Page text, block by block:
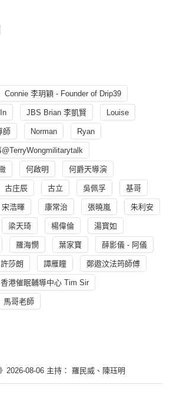
Connie 李玥穎 - Founder of Drip39
In JBS Brian 李凱賢 Louise
師 Norman Ryan
何啟明 何爵天導演
古庄辰 古立 吳佩孚 基哥
宋浩暉 康常治 張曉嵐 朱利安
梁天琦 楊偉倫 湯寳如
羅海憫 葉家寶 薛影儀 - 阿儀
許莎朗 譚雁瞳 鄭遨汶法筠師傅
香港催眠輔導中心 Tim Sir
馬哥老師
2026-08-06 主持： 羅民威、陳珏明